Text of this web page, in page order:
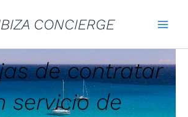
CONCIERGE
de contratar
servicio de